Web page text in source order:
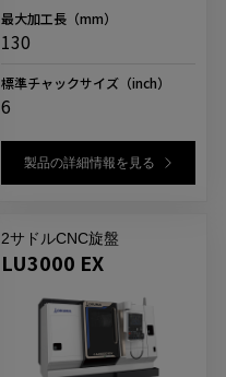
最大加工長（mm）
130
標準チャックサイズ（inch）
6
製品の詳細情報を見る
2サドルCNC旋盤
LU3000 EX